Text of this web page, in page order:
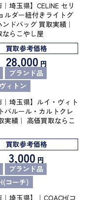
｜埼玉県】CELINE セリ
ルダー紐付きライトグ
ンドバッグ 買取実績｜
ならこやし屋
買取参考価格
28,000 円
ブランド品
ィトン
｜埼玉県】ルイ・ヴィト
バルール・カルトクレ
実績｜ 高価買取ならこ
買取参考価格
3,000 円
ブランド品
コーチ)
｜埼玉県】｜COACH(コ